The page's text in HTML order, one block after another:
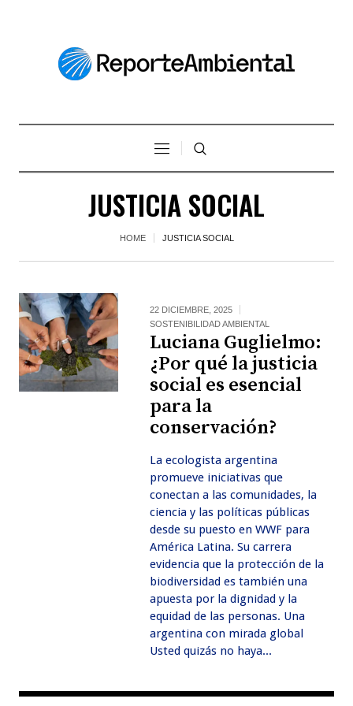
JUSTICIA SOCIAL
HOME JUSTICIA SOCIAL
22 DICIEMBRE, 2025
SOSTENIBILIDAD AMBIENTAL
Luciana Guglielmo:
¿Por qué la justicia
social es esencial
para la
conservación?
La ecologista argentina
promueve iniciativas que
conectan a las comunidades, la
ciencia y las políticas públicas
desde su puesto en WWF para
América Latina. Su carrera
evidencia que la protección de la
biodiversidad es también una
apuesta por la dignidad y la
equidad de las personas. Una
argentina con mirada global
Usted quizás no haya...